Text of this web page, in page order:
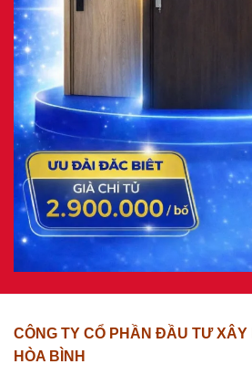
CÔNG TY CỔ PHẦN ĐẦU TƯ
HÒA BÌNH